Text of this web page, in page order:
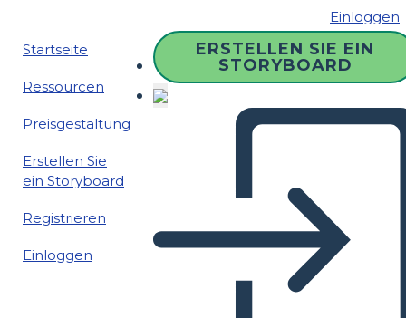
Einloggen
Startseite
Ressourcen
Preisgestaltung
Erstellen Sie
ein Storyboard
Registrieren
Einloggen
ERSTELLEN SIE EIN
STORYBOARD